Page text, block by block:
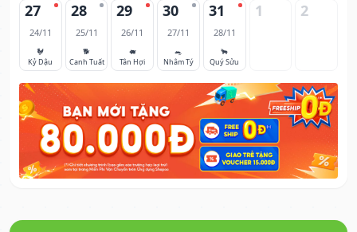
27
24/11
🐓
Kỷ Dậu
28
25/11
🐕
Canh Tuất
29
26/11
🐖
Tân Hợi
30
27/11
🐀
Nhâm Tý
31
28/11
🐂
Quý Sửu
1 2